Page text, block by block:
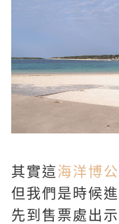
其實這海洋博
但我們是時候進
先到售票處出